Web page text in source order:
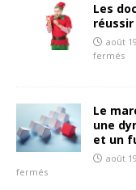
Les
août
fermés
Le
une
et un
août
fermés